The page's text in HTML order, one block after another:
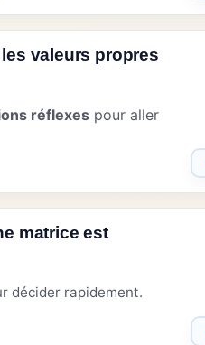
valeurs propres
réflexes pour aller
matrice est
décider rapidement.